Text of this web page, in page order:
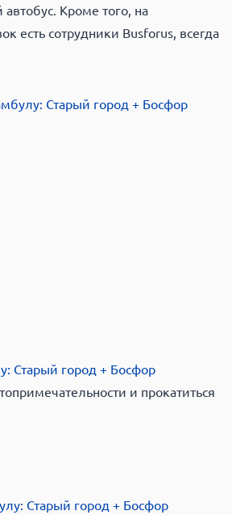
автобус. Кроме того, на
есть сотрудники Busforus, всегда
Старый город + Босфор
и прокатиться